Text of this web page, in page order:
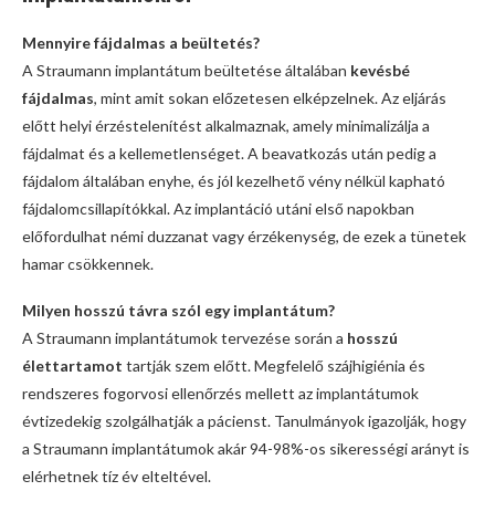
Mennyire fájdalmas a beültetés?
A Straumann implantátum beültetése általában kevésbé
fájdalmas, mint amit sokan előzetesen elképzelnek. Az eljárás
előtt helyi érzéstelenítést alkalmaznak, amely minimalizálja a
fájdalmat és a kellemetlenséget. A beavatkozás után pedig a
fájdalom általában enyhe, és jól kezelhető vény nélkül kapható
fájdalomcsillapítókkal. Az implantáció utáni első napokban
előfordulhat némi duzzanat vagy érzékenység, de ezek a tünetek
hamar csökkennek.
Milyen hosszú távra szól egy implantátum?
A Straumann implantátumok tervezése során a hosszú
élettartamot tartják szem előtt. Megfelelő szájhigiénia és
rendszeres fogorvosi ellenőrzés mellett az implantátumok
évtizedekig szolgálhatják a pácienst. Tanulmányok igazolják, hogy
a Straumann implantátumok akár 94-98%-os sikerességi arányt is
elérhetnek tíz év elteltével.